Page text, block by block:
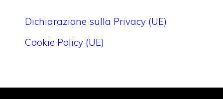
Dichiarazione sulla Privacy (UE)
Cookie Policy (UE)